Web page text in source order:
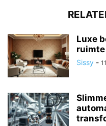
Luxe
Sissy -